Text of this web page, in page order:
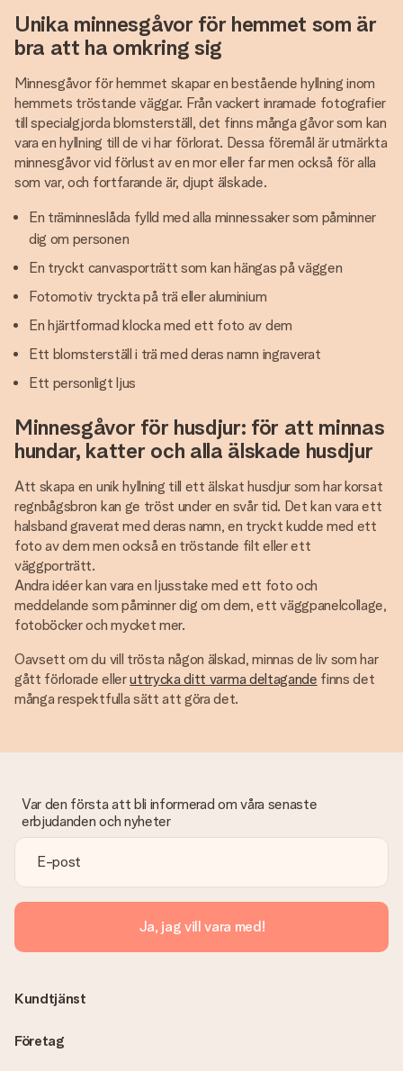
Unika minnesgåvor för hemmet som är
bra att ha omkring sig
Minnesgåvor för hemmet skapar en bestående hyllning inom
hemmets tröstande väggar. Från vackert inramade fotografier
till specialgjorda blomsterställ, det finns många gåvor som kan
vara en hyllning till de vi har förlorat. Dessa föremål är utmärkta
minnesgåvor vid förlust av en mor eller far men också för alla
som var, och fortfarande är, djupt älskade.
En träminneslåda fylld med alla minnessaker som påminner
dig om personen
En tryckt canvasporträtt som kan hängas på väggen
Fotomotiv tryckta på trä eller aluminium
En hjärtformad klocka med ett foto av dem
Ett blomsterställ i trä med deras namn ingraverat
Ett personligt ljus
Minnesgåvor för husdjur: för att minnas
hundar, katter och alla älskade husdjur
Att skapa en unik hyllning till ett älskat husdjur som har korsat
regnbågsbron kan ge tröst under en svår tid. Det kan vara ett
halsband graverat med deras namn, en tryckt kudde med ett
foto av dem men också en tröstande filt eller ett
väggporträtt.
Andra idéer kan vara en ljusstake med ett foto och
meddelande som påminner dig om dem, ett väggpanelcollage,
fotoböcker och mycket mer.
Oavsett om du vill trösta någon älskad, minnas de liv som har
gått förlorade elleruttrycka ditt varma deltagande finns det
många respektfulla sätt att göra det.
Var den första att bli informerad om våra senaste
erbjudanden och nyheter
Ja, jag vill vara med!
Kundtjänst
Företag